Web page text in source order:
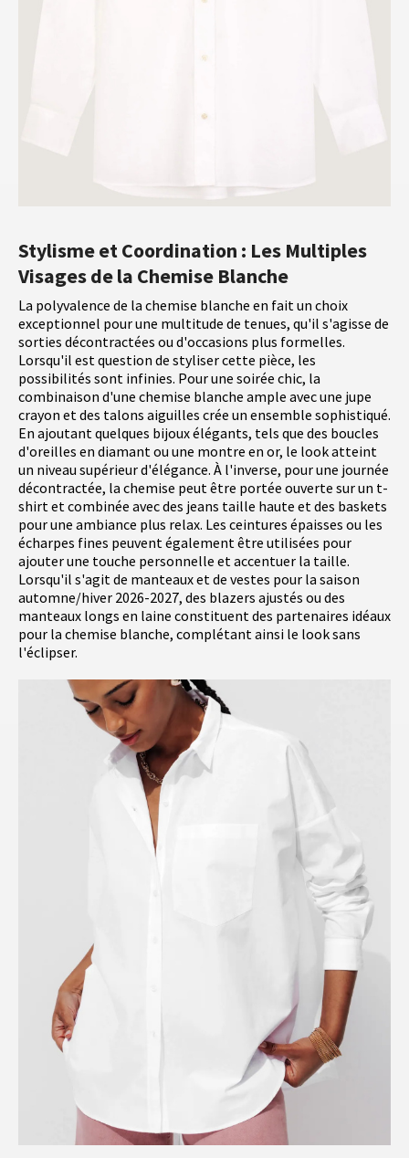
Stylisme et Coordination : Les Multiples
Visages de la Chemise Blanche
La polyvalence de la chemise blanche en fait un choix
exceptionnel pour une multitude de tenues, qu'il s'agisse de
sorties décontractées ou d'occasions plus formelles.
Lorsqu'il est question de styliser cette pièce, les
possibilités sont infinies. Pour une soirée chic, la
combinaison d'une chemise blanche ample avec une jupe
crayon et des talons aiguilles crée un ensemble sophistiqué.
En ajoutant quelques bijoux élégants, tels que des boucles
d'oreilles en diamant ou une montre en or, le look atteint
un niveau supérieur d'élégance. À l'inverse, pour une journée
décontractée, la chemise peut être portée ouverte sur un t-
shirt et combinée avec des jeans taille haute et des baskets
pour une ambiance plus relax. Les ceintures épaisses ou les
écharpes fines peuvent également être utilisées pour
ajouter une touche personnelle et accentuer la taille.
Lorsqu'il s'agit de manteaux et de vestes pour la saison
automne/hiver 2026-2027, des blazers ajustés ou des
manteaux longs en laine constituent des partenaires idéaux
pour la chemise blanche, complétant ainsi le look sans
l'éclipser.